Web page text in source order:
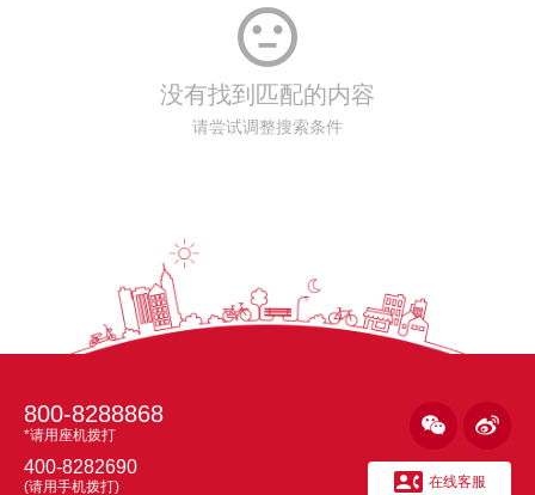

没有找到匹配的内容
请尝试调整搜索条件
800-8288868
*请用座机拨打
400-8282690
(请用手机拨打)
 
 在线客服